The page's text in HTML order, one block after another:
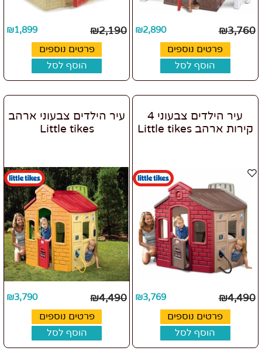
₪3,760
₪2,890
פרטים נוספים
הוסף לסל
₪2,190
₪1,899
פרטים נוספים
הוסף לסל
עיר הילדים צבעוני 4
קירות ארהב Little tikes
₪4,490
₪3,769
פרטים נוספים
הוסף לסל
עיר הילדים צבעוני ארהב
Little tikes
₪4,490
₪3,790
פרטים נוספים
הוסף לסל